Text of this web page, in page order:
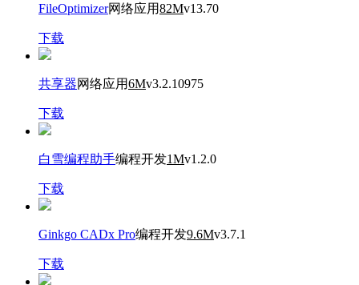
FileOptimizer网络应用82Mv13.70
下载
共享器网络应用6Mv3.2.10975
下载
白雪编程助手编程开发1Mv1.2.0
下载
Ginkgo CADx Pro编程开发9.6Mv3.7.1
下载